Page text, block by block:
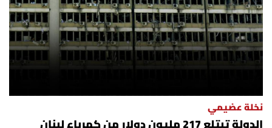
نخلة عضيمي
الدولة تبتلع 217 مليون دولار من كهرباء لبنان